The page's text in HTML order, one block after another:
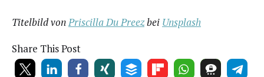
Titel­bild vonPri­scil­la Du Preezbei Uns­plash
Share This Post